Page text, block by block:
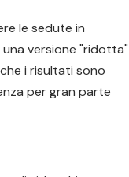
le sedute in
versione "ridotta"
i risultati sono
per gran parte